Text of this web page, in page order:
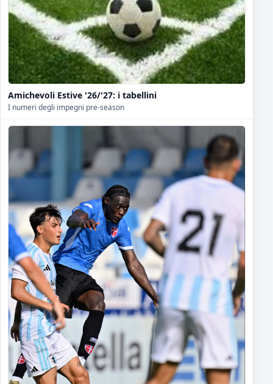
Amichevoli Estive '26/'27: i tabellini
I numeri degli impegni pre-season